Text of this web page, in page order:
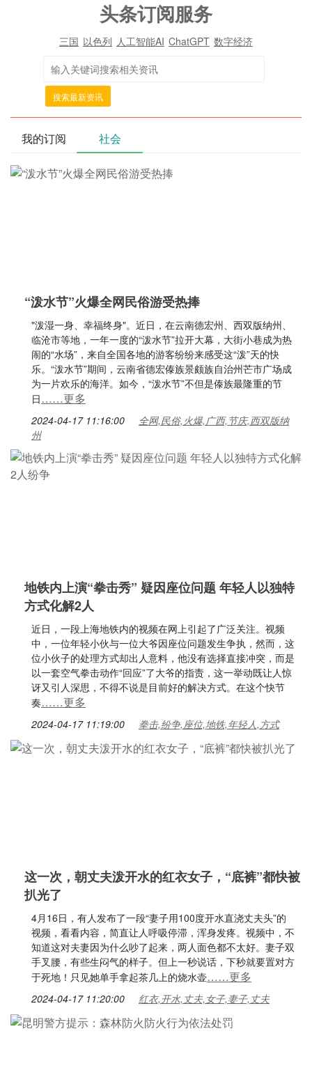
头条订阅服务
三国 以色列 人工智能AI ChatGPT 数字经济
搜索最新资讯
我的订阅 社会
“泼水节”火爆全网民俗游受热捧
"泼湿一身、幸福终身"。近日，在云南德宏州、西双版纳州、
临沧市等地，一年一度的“泼水节”拉开大幕，大街小巷成为热
闹的“水场”，来自全国各地的游客纷纷来感受这“泼”天的快
乐。“泼水节”期间，云南省德宏傣族景颇族自治州芒市广场成
为一片欢乐的海洋。如今，“泼水节”不但是傣族最隆重的节
日……更多
2024-04-17 11:16:00
全网,民俗,火爆,广西,节庆,西双版纳
州
地铁内上演“拳击秀” 疑因座位问题 年轻人以独特
方式化解2人
近日，一段上海地铁内的视频在网上引起了广泛关注。视频
中，一位年轻小伙与一位大爷因座位问题发生争执，然而，这
位小伙子的处理方式却出人意料，他没有选择直接冲突，而是
以一套空气拳击动作“回应”了大爷的指责，这一举动既让人惊
讶又引人深思，不得不说是目前好的解决方式。在这个快节
奏……更多
2024-04-17 11:19:00 拳击,纷争,座位,地铁,年轻人,方式
这一次，朝丈夫泼开水的红衣女子，“底裤”都快被
扒光了
4月16日，有人发布了一段“妻子用100度开水直浇丈夫头”的
视频，看看内容，简直让人呼吸停滞，浑身发疼。视频中，不
知道这对夫妻因为什么吵了起来，两人面色都不太好。妻子双
手叉腰，有些生闷气的样子。但上一秒说话，下秒就要置对方
于死地！只见她单手拿起茶几上的烧水壶……更多
2024-04-17 11:20:00 红衣,开水,丈夫,女子,妻子,丈夫